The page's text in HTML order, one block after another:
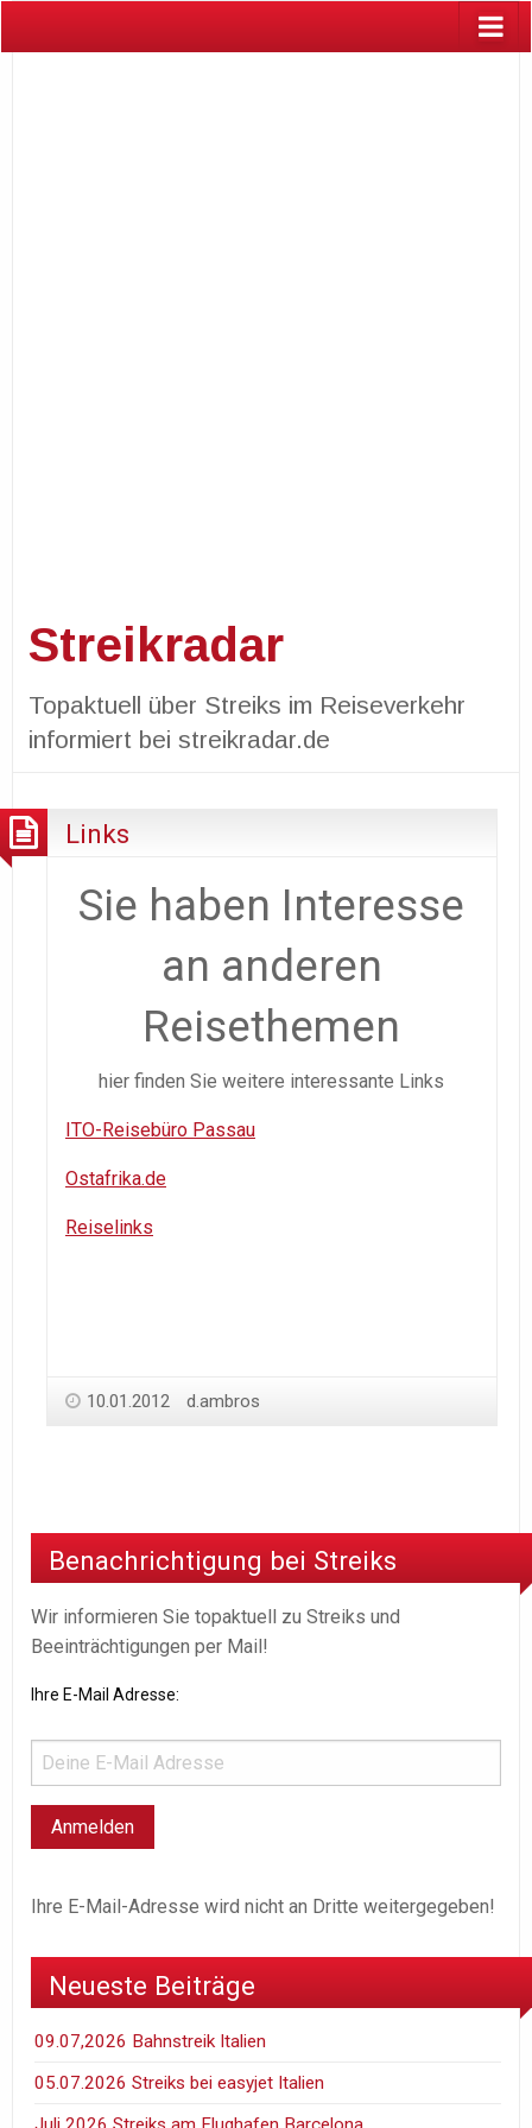
Streikradar
Topaktuell über Streiks im Reiseverkehr
informiert bei streikradar.de
Links
Sie haben Interesse
an anderen
Reisethemen
hier finden Sie weitere interessante Links
ITO-Reisebüro Passau
Ostafrika.de
Reiselinks
10.01.2012 d.ambros
Benachrichtigung bei Streiks
Wir informieren Sie topaktuell zu Streiks und
Beeinträchtigungen per Mail!
Ihre E-Mail Adresse:
Ihre E-Mail-Adresse wird nicht an Dritte weitergegeben!
Neueste Beiträge
09.07,2026 Bahnstreik Italien
05.07.2026 Streiks bei easyjet Italien